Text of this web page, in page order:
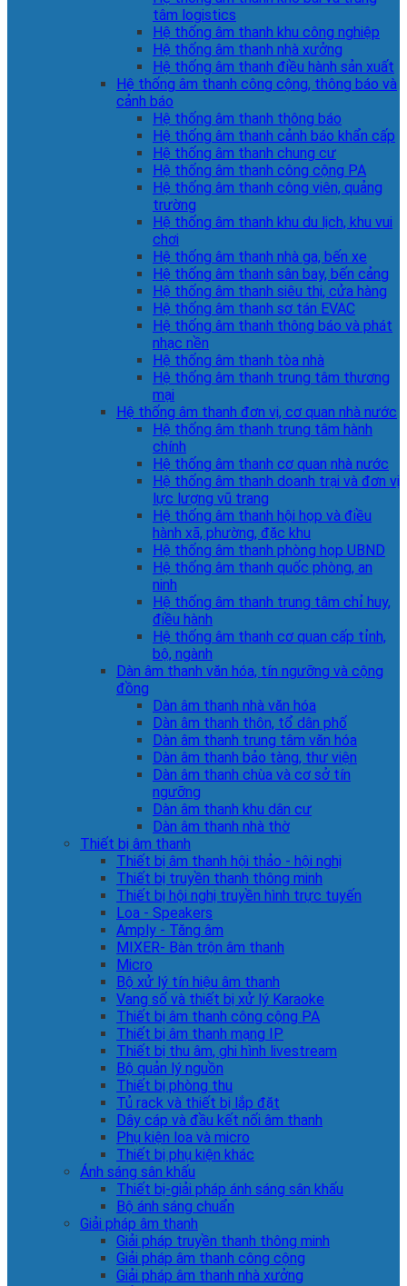
tâm logistics
Hệ thống âm thanh khu công nghiệp
Hệ thống âm thanh nhà xưởng
Hệ thống âm thanh điều hành sản xuất
Hệ thống âm thanh công cộng, thông báo và
cảnh báo
Hệ thống âm thanh thông báo
Hệ thống âm thanh cảnh báo khẩn cấp
Hệ thống âm thanh chung cư
Hệ thống âm thanh công cộng PA
Hệ thống âm thanh công viên, quảng
trường
Hệ thống âm thanh khu du lịch, khu vui
chơi
Hệ thống âm thanh nhà ga, bến xe
Hệ thống âm thanh sân bay, bến cảng
Hệ thống âm thanh siêu thị, cửa hàng
Hệ thống âm thanh sơ tán EVAC
Hệ thống âm thanh thông báo và phát
nhạc nền
Hệ thống âm thanh tòa nhà
Hệ thống âm thanh trung tâm thương
mại
Hệ thống âm thanh đơn vị, cơ quan nhà nước
Hệ thống âm thanh trung tâm hành
chính
Hệ thống âm thanh cơ quan nhà nước
Hệ thống âm thanh doanh trại và đơn vị
lực lượng vũ trang
Hệ thống âm thanh hội họp và điều
hành xã, phường, đặc khu
Hệ thống âm thanh phòng họp UBND
Hệ thống âm thanh quốc phòng, an
ninh
Hệ thống âm thanh trung tâm chỉ huy,
điều hành
Hệ thống âm thanh cơ quan cấp tỉnh,
bộ, ngành
Dàn âm thanh văn hóa, tín ngưỡng và cộng
đồng
Dàn âm thanh nhà văn hóa
Dàn âm thanh thôn, tổ dân phố
Dàn âm thanh trung tâm văn hóa
Dàn âm thanh bảo tàng, thư viện
Dàn âm thanh chùa và cơ sở tín
ngưỡng
Dàn âm thanh khu dân cư
Dàn âm thanh nhà thờ
Thiết bị âm thanh
Thiết bị âm thanh hội thảo - hội nghị
Thiết bị truyền thanh thông minh
Thiết bị hội nghị truyền hình trực tuyến
Loa - Speakers
Amply - Tăng âm
MIXER- Bàn trộn âm thanh
Micro
Bộ xử lý tín hiệu âm thanh
Vang số và thiết bị xử lý Karaoke
Thiết bị âm thanh công cộng PA
Thiết bị âm thanh mạng IP
Thiết bị thu âm, ghi hình livestream
Bộ quản lý nguồn
Thiết bị phòng thu
Tủ rack và thiết bị lắp đặt
Dây cáp và đầu kết nối âm thanh
Phụ kiện loa và micro
Thiết bị phụ kiện khác
Ánh sáng sân khấu
Thiết bị-giải pháp ánh sáng sân khấu
Bộ ánh sáng chuẩn
Giải pháp âm thanh
Giải pháp truyền thanh thông minh
Giải pháp âm thanh công cộng
Giải pháp âm thanh nhà xưởng